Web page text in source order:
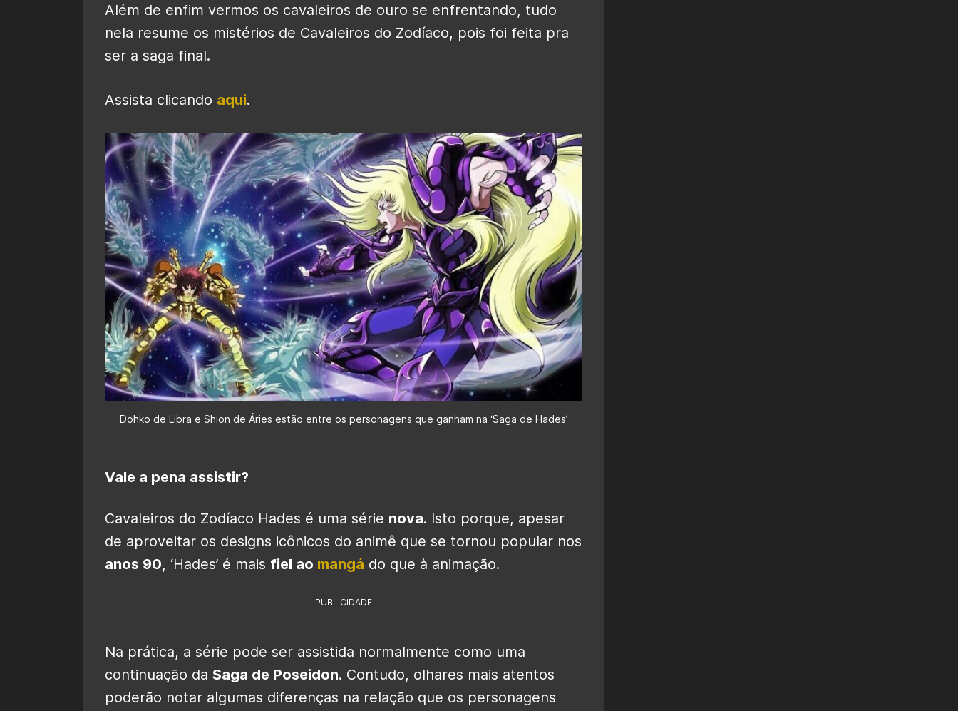
Além de enfim vermos os cavaleiros de ouro se enfrentando, tudo
nela resume os mistérios de Cavaleiros do Zodíaco, pois foi feita pra
ser a saga final.
Assista clicando aqui.
Dohko de Libra e Shion de Áries estão entre os personagens que ganham na ‘Saga de Hades’
Vale a pena assistir?
Cavaleiros do Zodíaco Hades é uma série nova. Isto porque, apesar
de aproveitar os designs icônicos do animê que se tornou popular nos
anos 90, ‘Hades’ é mais fiel ao mangá do que à animação.
PUBLICIDADE
Na prática, a série pode ser assistida normalmente como uma
continuação da Saga de Poseidon. Contudo, olhares mais atentos
poderão notar algumas diferenças na relação que os personagens